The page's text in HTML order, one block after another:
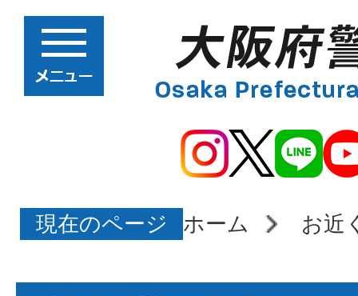
現在のページ ホーム お近